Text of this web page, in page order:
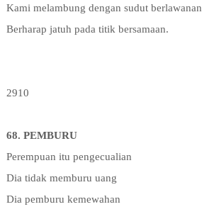
Kami melambung dengan sudut berlawanan
Berharap jatuh pada titik bersamaan.
2910
68. PEMBURU
Perempuan itu pengecualian
Dia tidak memburu uang
Dia pemburu kemewahan